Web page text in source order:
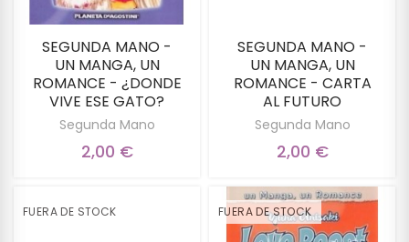
SEGUNDA MANO -
UN MANGA, UN
ROMANCE - ¿DONDE
VIVE ESE GATO?
Segunda Mano
2,00 €
SEGUNDA MANO -
UN MANGA, UN
ROMANCE - CARTA
AL FUTURO
Segunda Mano
2,00 €
FUERA DE STOCK FUERA DE STOCK